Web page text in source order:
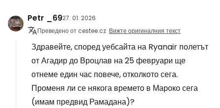
Petr _6927. 01. 2026
Преведено от cestee.cz Вижте оригиналния текст
Здравейте, според уебсайта на Ryanair полетът
от Агадир до Вроцлав на 25 февруари ще
отнеме един час повече, отколкото сега.
Променя ли се някога времето в Мароко сега
(имам предвид Рамадана)?